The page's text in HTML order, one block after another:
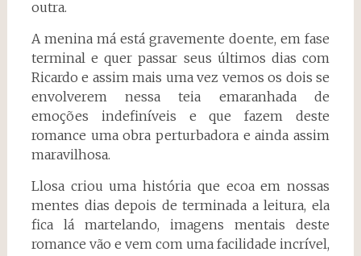
outra.
A menina má está gravemente doente, em fase
terminal e quer passar seus últimos dias com
Ricardo e assim mais uma vez vemos os dois se
envolverem nessa teia emaranhada de
emoções indefiníveis e que fazem deste
romance uma obra perturbadora e ainda assim
maravilhosa.
Llosa criou uma história que ecoa em nossas
mentes dias depois de terminada a leitura, ela
fica lá martelando, imagens mentais deste
romance vão e vem com uma facilidade incrível,